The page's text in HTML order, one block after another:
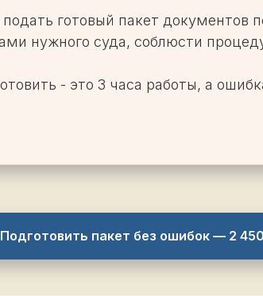
готовый пакет документов
нужного суда, соблюсти
- это 3 часа работы, а
Подготовить пакет без ошибок — 2